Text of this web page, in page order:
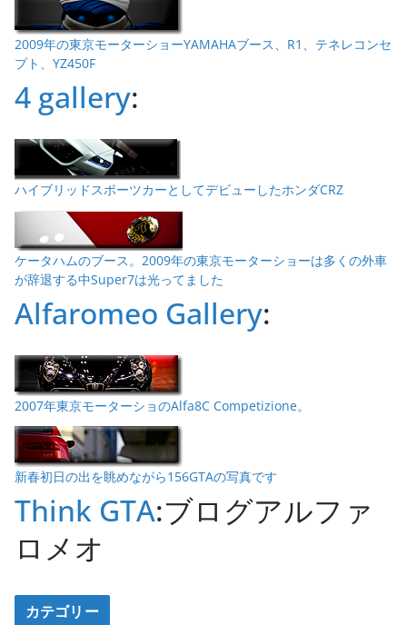
2009年の東京モーターショーYAMAHAブース、R1、テネレコンセ
プト、YZ450F
4 gallery:
ハイブリッドスポーツカーとしてデビューしたホンダCRZ
ケータハムのブース。2009年の東京モーターショーは多くの外車
が辞退する中Super7は光ってました
Alfaromeo Gallery:
2007年東京モーターショのAlfa8C Competizione。
新春初日の出を眺めながら156GTAの写真です
Think GTA:ブログアルファ
ロメオ
カテゴリー